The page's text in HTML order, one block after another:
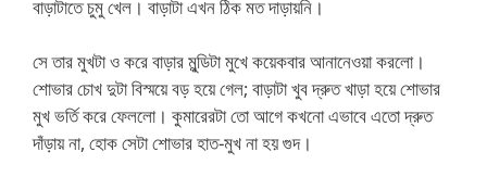
বাড়াটাতে চুমু খেল। বাড়াটা এখন ঠিক মত দাড়ায়নি।
সে তার মুখটা ও করে বাড়ার মুন্ডিটা মুখে কয়েকবার আনানেওয়া করলো।
শোভার চোখ দুটা বিস্ময়ে বড় হয়ে গেল; বাড়াটা খুব দ্রুত খাড়া হয়ে শোভার
মুখ ভর্তি করে ফেললো। কুমারেরটা তো আগে কখনো এভাবে এতো দ্রুত
দাঁড়ায় না, হোক সেটা শোভার হাত-মুখ না হয় গুদ।